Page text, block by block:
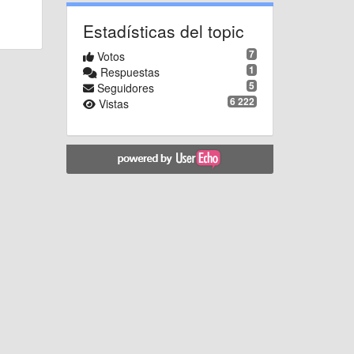
Estadísticas del topic
7
Votos
1
Respuestas
5
Seguidores
6 222
Vistas